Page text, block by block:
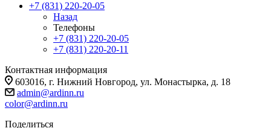
+7 (831) 220-20-05
Назад
Телефоны
+7 (831) 220-20-05
+7 (831) 220-20-11
Контактная информация
603016, г. Нижний Новгород, ул. Монастырка, д. 18
admin@ardinn.ru
color@ardinn.ru
Поделиться